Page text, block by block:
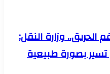
الحريق.. وزارة النقل:
بصورة طبيعية